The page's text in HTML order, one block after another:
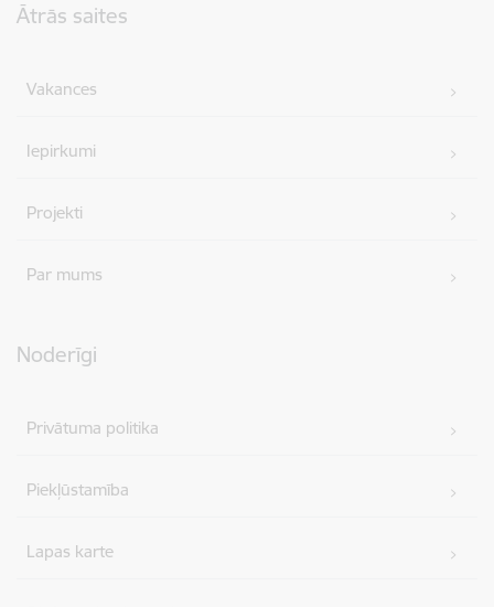
Ātrās saites
Vakances
Iepirkumi
Projekti
Par mums
Noderīgi
Privātuma politika
Piekļūstamība
Lapas karte